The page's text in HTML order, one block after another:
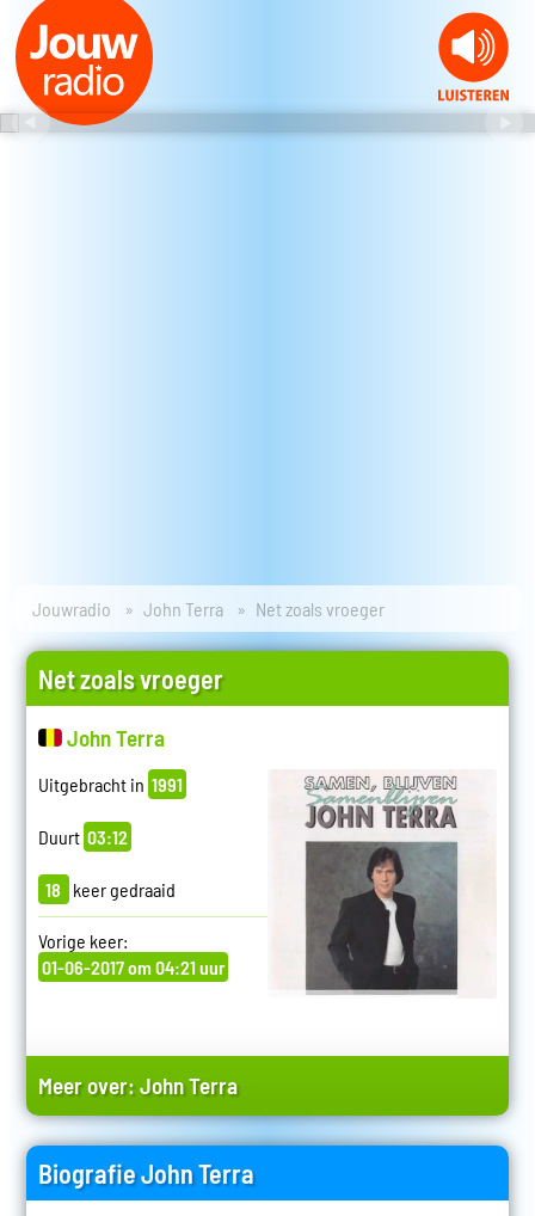
Jouwradio John Terra Net zoals vroeger
Net zoals vroeger
John Terra
Uitgebracht in 1991
Duurt 03:12
18 keer gedraaid
Vorige keer:
01-06-2017 om 04:21 uur
Meer over:John Terra
Biografie John Terra